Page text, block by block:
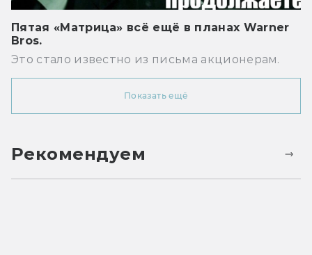
Пятая «Матрица» всё ещё в планах Warner
Bros.
Это стало известно из письма акционерам.
Показать ещё
Рекомендуем